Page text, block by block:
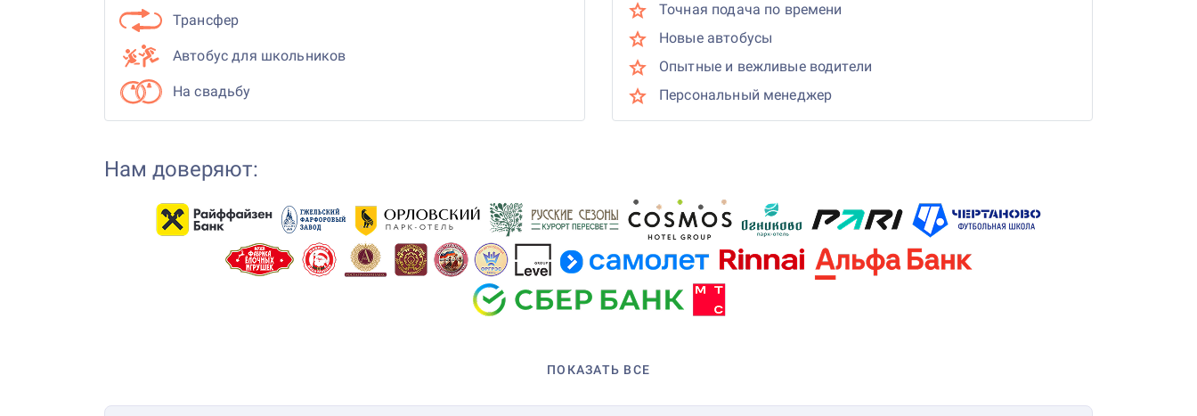
Трансфер
Автобус для школьников
На свадьбу
Точная подача по времени
Новые автобусы
Опытные и вежливые водители
Персональный менеджер
Нам доверяют:
ПОКАЗАТЬ ВСЕ